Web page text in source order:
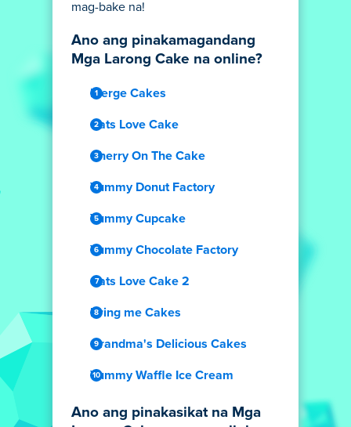
mag-bake na!
Ano ang pinakamagandang
Mga Larong Cake na online?
Merge Cakes
Cats Love Cake
Cherry On The Cake
Yummy Donut Factory
Yummy Cupcake
Yummy Chocolate Factory
Cats Love Cake 2
Bring me Cakes
Grandma's Delicious Cakes
Yummy Waffle Ice Cream
Ano ang pinakasikat na Mga